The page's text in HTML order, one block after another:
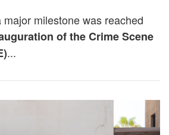
milestone was reached
of the Crime Scene
...